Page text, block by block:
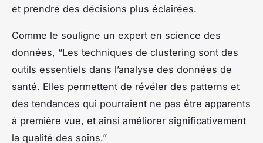
et prendre des décisions plus éclairées.
Comme le souligne un expert en science des
données, “Les techniques de clustering sont des
outils essentiels dans l’analyse des données de
santé. Elles permettent de révéler des patterns et
des tendances qui pourraient ne pas être apparents
à première vue, et ainsi améliorer significativement
la qualité des soins.”